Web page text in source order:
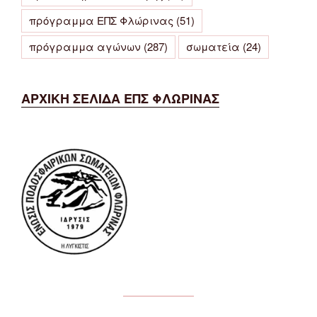
πρόγραμμα ΕΠΣ Φλώρινας (51)
πρόγραμμα αγώνων (287) σωματεία (24)
ΑΡΧΙΚΗ ΣΕΛΙΔΑ ΕΠΣ ΦΛΩΡΙΝΑΣ